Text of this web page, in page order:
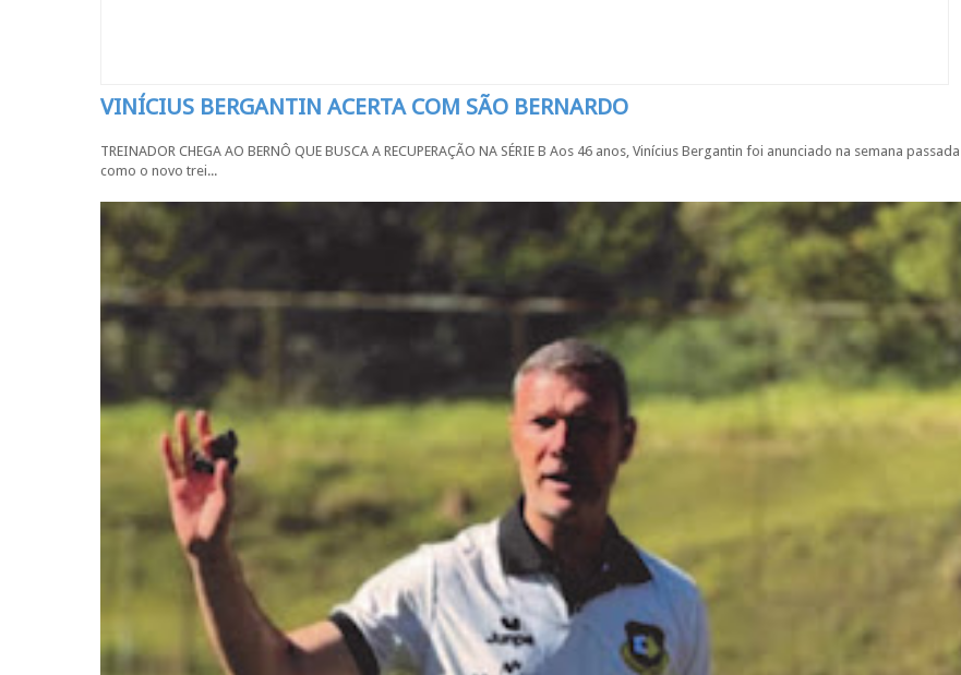
VINÍCIUS BERGANTIN ACERTA COM SÃO BERNARDO
TREINADOR CHEGA AO BERNÔ QUE BUSCA A RECUPERAÇÃO NA SÉRIE B Aos 46 anos, Vinícius Bergantin foi anunciado na semana passada
como o novo trei...